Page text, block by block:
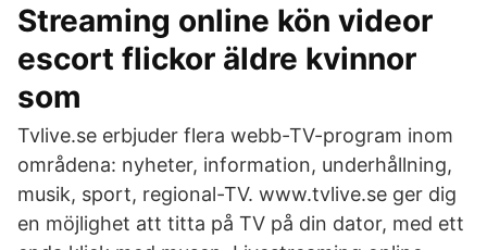
Streaming online kön videor
escort flickor äldre kvinnor
som
Tvlive.se erbjuder flera webb-TV-program inom
områdena: nyheter, information, underhållning,
musik, sport, regional-TV. www.tvlive.se ger dig
en möjlighet att titta på TV på din dator, med ett